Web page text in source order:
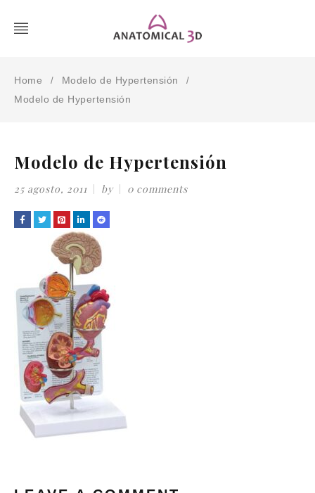
Home / Modelo de Hypertensión /
Modelo de Hypertensión
Modelo de Hypertensión
25 agosto, 2011 by 0 comments